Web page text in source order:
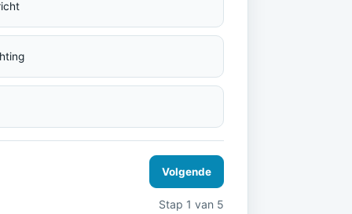
Volgende
Stap 1 van 5